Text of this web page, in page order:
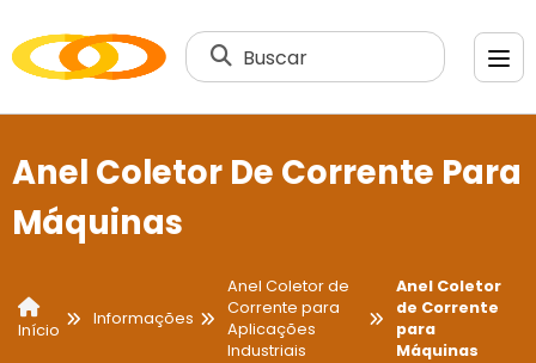
Buscar
Anel Coletor De Corrente Para
Máquinas
Início
Informações
Anel Coletor de
Corrente para
Aplicações
Industriais
Anel Coletor
de Corrente
para
Máquinas